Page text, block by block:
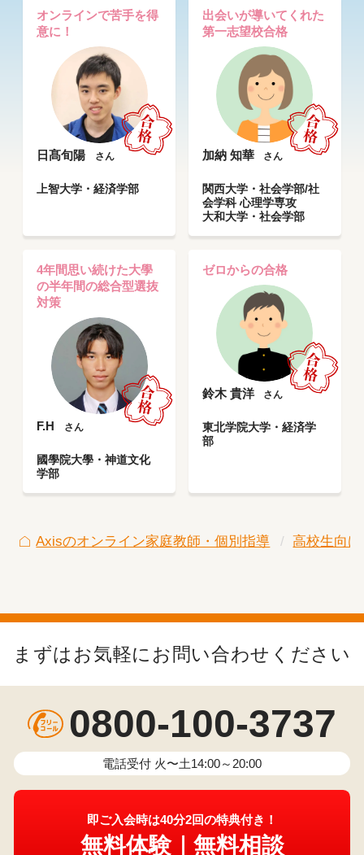
オンラインで苦手を得
意に！
日髙旬陽 さん
上智大学・経済学部
出会いが導いてくれた
第一志望校合格
加納 知華 さん
関西大学・社会学部/社
会学科 心理学専攻
大和大学・社会学部
4年間思い続けた大學
の半年間の総合型選抜
対策
F.H さん
國學院大學・神道文化
学部
ゼロからの合格
鈴木 貴洋 さん
東北学院大学・経済学
部
Axisのオンライン家庭教師・個別指導 高校生向け
まずはお気軽にお問い合わせください
0800-100-3737
電話受付 火〜土14:00～20:00
即ご入会時は40分2回の特典付き！
無料体験｜無料相談